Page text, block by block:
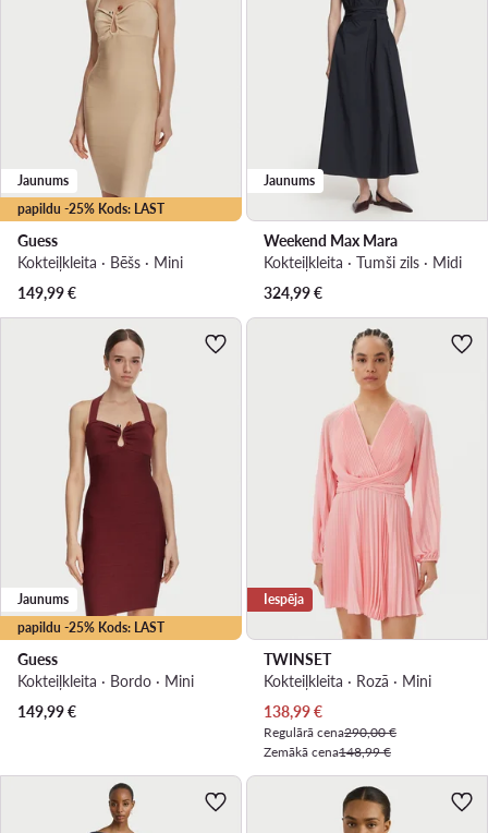
papildu -25% Kods: LAST
Jaunums
Guess
Kokteiļkleita · Bēšs · Mini
149,99€
Jaunums
Weekend Max Mara
Kokteiļkleita · Tumši zils · Midi
324,99€
papildu -25% Kods: LAST
Jaunums
Guess
Kokteiļkleita · Bordo · Mini
149,99€
Iespēja
TWINSET
Kokteiļkleita · Rozā · Mini
Pašreizējā cena
138,99€
Regulārā cena290,00 €
Zemākā cena148,99 €